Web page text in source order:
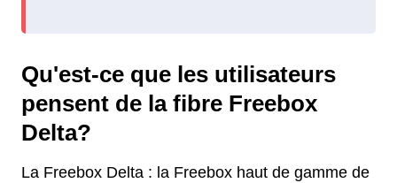
Qu'est-ce que les utilisateurs
pensent de la fibre Freebox
Delta?
La Freebox Delta : la Freebox haut de gamme de